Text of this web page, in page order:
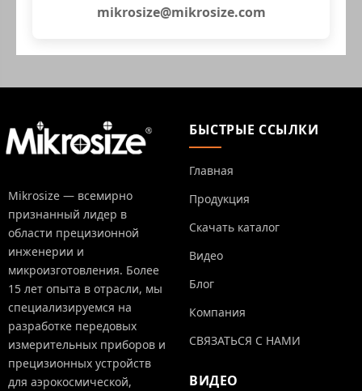
mikrosize@mikrosize.com
Mikrosize — всемирно
признанный лидер в
области прецизионной
инженерии и
микроизготовления. Более
15 лет опыта в отрасли, мы
специализируемся на
разработке передовых
измерительных приборов и
прецизионных устройств
для аэрокосмической,
БЫСТРЫЕ ССЫЛКИ
Главная
Продукция
Скачать каталог
Видео
Блог
Компания
СВЯЗАТЬСЯ С НАМИ
ВИДЕО